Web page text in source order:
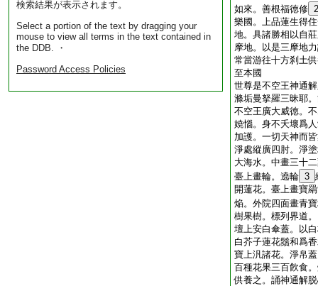
検索結果が表示されます。
Select a portion of the text by dragging your
mouse to view all terms in the text contained in
the DDB. ・
Password Access Policies
如來。善根福徳修 2
樂國。上品蓮生得
地。具諸勝相以自
摩地。以是三摩地
常當游往十方刹土
至本國
世尊是不空王神通
滌垢曼拏羅三昧耶
不空王廣大威徳。
嬈惱。身不夭壞爲
加護。一切天神而
淨處縱廣四肘。淨
大海水。中畫三十
臺上畫輪。遶輪 3
開蓮花。臺上畫寶
焔。外院四面畫青
樹果樹。標列界道
壇上安白傘蓋。以
白芥子蓮花鬚和爲
寶上汎諸花。淨帛
百種花果三百飮食
供養之。誦神通解